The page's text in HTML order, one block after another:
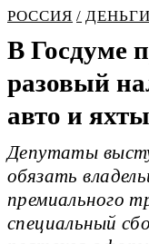
РОССИЯ ДЕНЬГИ
В Госдуме
разовый
авто и яхты
Депутаты
обязать
премиального
специальный